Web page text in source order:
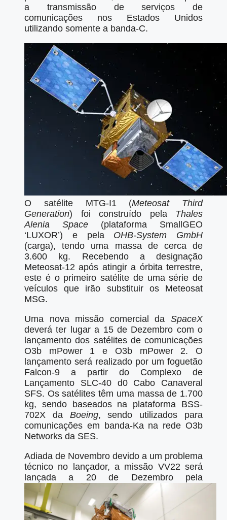
a transmissão de serviços de
comunicações nos Estados Unidos
utilizando somente a banda-C.
O satélite MTG-I1 (Meteosat Third
Generation) foi construído pela Thales
Alenia Space (plataforma SmallGEO
‘LUXOR’) e pela OHB-System GmbH
(carga), tendo uma massa de cerca de
3.600 kg. Recebendo a designação
Meteosat-12 após atingir a órbita terrestre,
este é o primeiro satélite de uma série de
veículos que irão substituir os Meteosat
MSG.
Uma nova missão comercial da SpaceX
deverá ter lugar a 15 de Dezembro com o
lançamento dos satélites de comunicações
O3b mPower 1 e O3b mPower 2. O
lançamento será realizado por um foguetão
Falcon-9 a partir do Complexo de
Lançamento SLC-40 d0 Cabo Canaveral
SFS. Os satélites têm uma massa de 1.700
kg, sendo baseados na plataforma BSS-
702X da Boeing, sendo utilizados para
comunicações em banda-Ka na rede O3b
Networks da SES.
Adiada de Novembro devido a um problema
técnico no lançador, a missão VV22 será
lançada a 20 de Dezembro pela